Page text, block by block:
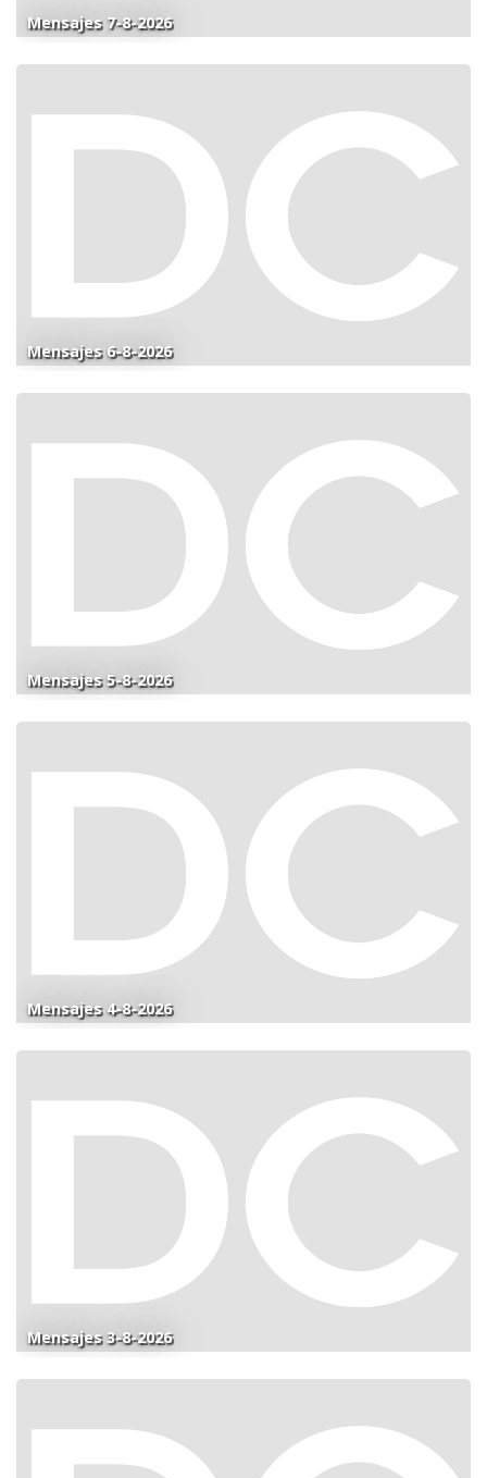
Mensajes 7-8-2026
Mensajes 6-8-2026
Mensajes 5-8-2026
Mensajes 4-8-2026
Mensajes 3-8-2026